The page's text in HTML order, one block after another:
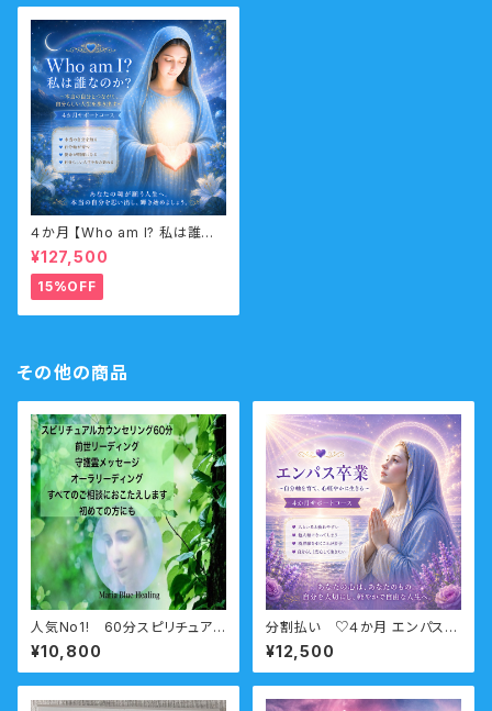
４か月 【Who am I? 私は誰な
のか？】サポートコース なんの
ために生まれてきたのか？人生
の目的・使命・生きがいサポート
コース （人生の目的・魂の使命）
¥127,500
15%OFF
その他の商品
人気No1! 60分スピリチュアル
カウンセリング 前世・未来透
視・オーラ・守護霊
¥10,800
分割払い ♡４か月 エンパス卒
業サポートコース （HSP・他人
軸・境界線・エンパス・繊細）
¥12,500